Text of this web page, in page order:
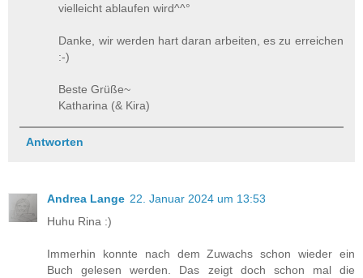
vielleicht ablaufen wird^^°
Danke, wir werden hart daran arbeiten, es zu erreichen
:-)
Beste Grüße~
Katharina (& Kira)
Antworten
Andrea Lange 22. Januar 2024 um 13:53
Huhu Rina :)
Immerhin konnte nach dem Zuwachs schon wieder ein
Buch gelesen werden. Das zeigt doch schon mal die